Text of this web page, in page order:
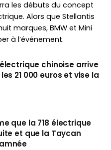
les débuts du concept
Alors que Stellantis
marques, BMW et Mini
à l’événement.
chinoise arrive
21 000 euros et vise la
que la 718 électrique
et que la Taycan